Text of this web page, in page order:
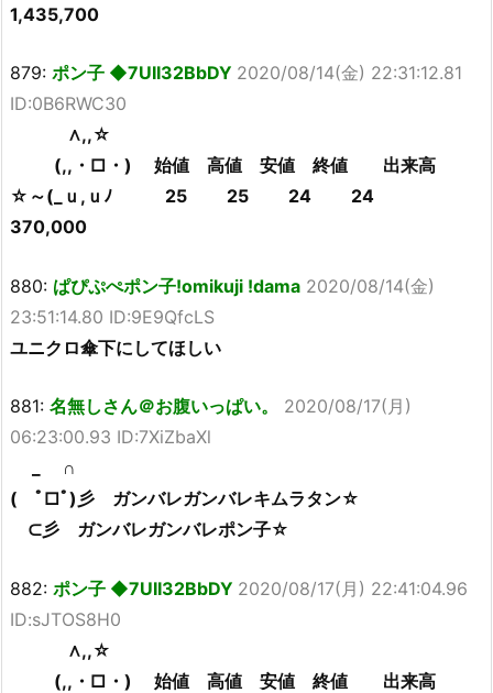
1,435,700
879: ポン子 ◆7UII32BbDY 2020/08/14(金) 22:31:12.81
ID:0B6RWC30
∧,,☆
(,,・□・) 始値 高値 安値 終値 出来高
☆～(_ｕ,ｕﾉ 25 25 24 24
370,000
880: ぱぴぷぺポン子!omikuji !dama 2020/08/14(金)
23:51:14.80 ID:9E9QfcLS
ユニクロ傘下にしてほしい
881: 名無しさん＠お腹いっぱい。
2020/08/17(月)
06:23:00.93 ID:7XiZbaXl
_ ∩
( ﾟ□ﾟ)彡 ガンバレガンバレキムラタン☆
⊂彡 ガンバレガンバレポン子☆
882: ポン子 ◆7UII32BbDY 2020/08/17(月) 22:41:04.96
ID:sJTOS8H0
∧,,☆
(,,・□・) 始値 高値 安値 終値 出来高